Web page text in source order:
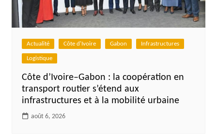
Actualité Côte d'Ivoire Gabon Infrastructures
Logistique
Côte d’Ivoire–Gabon : la coopération en
transport routier s’étend aux
infrastructures et à la mobilité urbaine
août 6, 2026